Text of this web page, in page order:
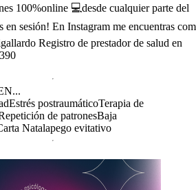
100%online 💻desde cualquier parte del
en sesión! En Instagram me encuentras
Registro de prestador de salud en
Estrés postraumáticoTerapia de
de patronesBaja
Natalapego evitativo